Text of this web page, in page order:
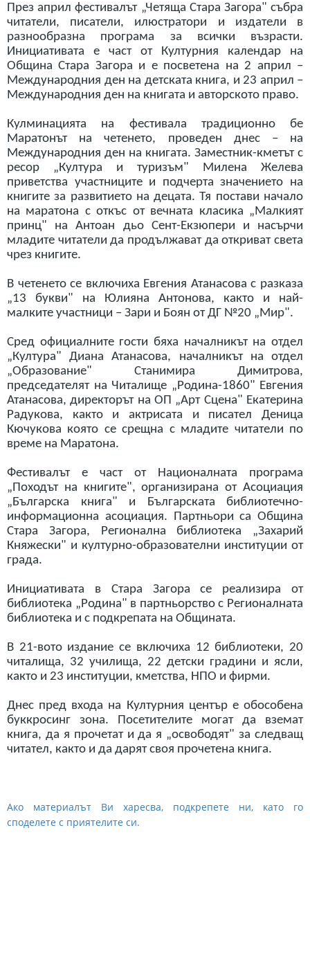
През април фестивалът „Четяща Стара Загора" събра
читатели, писатели, илюстратори и издатели в
разнообразна програма за всички възрасти.
Инициативата е част от Културния календар на
Община Стара Загора и е посветена на 2 април –
Международния ден на детската книга, и 23 април –
Международния ден на книгата и авторското право.
Кулминацията на фестивала традиционно бе
Маратонът на четенето, проведен днес – на
Международния ден на книгата. Заместник-кметът с
ресор „Култура и туризъм" Милена Желева
приветства участниците и подчерта значението на
книгите за развитието на децата. Тя постави начало
на маратона с откъс от вечната класика „Малкият
принц" на Антоан дьо Сент-Екзюпери и насърчи
младите читатели да продължават да откриват света
чрез книгите.
В четенето се включиха Евгения Атанасова с разказа
„13 букви" на Юлияна Антонова, както и най-
малките участници – Зари и Боян от ДГ №20 „Мир".
Сред официалните гости бяха началникът на отдел
„Култура" Диана Атанасова, началникът на отдел
„Образование" Станимира Димитрова,
председателят на Читалище „Родина-1860" Евгения
Атанасова, директорът на ОП „Арт Сцена" Екатерина
Радукова, както и актрисата и писател Деница
Кючукова която се срещна с младите читатели по
време на Маратона.
Фестивалът е част от Националната програма
„Походът на книгите", организирана от Асоциация
„Българска книга" и Българската библиотечно-
информационна асоциация. Партньори са Община
Стара Загора, Регионална библиотека „Захарий
Княжески" и културно-образователни институции от
града.
Инициативата в Стара Загора се реализира от
библиотека „Родина" в партньорство с Регионалната
библиотека и с подкрепата на Общината.
В 21-вото издание се включиха 12 библиотеки, 20
читалища, 32 училища, 22 детски градини и ясли,
както и 23 институции, кметства, НПО и фирми.
Днес пред входа на Културния център е обособена
буккросинг зона. Посетителите могат да вземат
книга, да я прочетат и да я „освободят" за следващ
читател, както и да дарят своя прочетена книга.
Ако материалът Ви харесва, подкрепете ни, като го
споделете с приятелите си.